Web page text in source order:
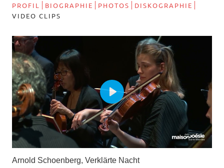
PROFIL BIOGRAPHIE PHOTOS
DISKOGRAPHIE
VIDEO CLIPS
Play
Arnold Schoenberg, Verklärte Nacht